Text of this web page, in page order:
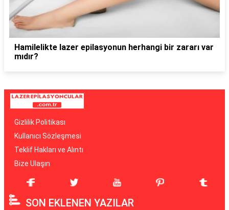
Hamilelikte lazer epilasyonun herhangi bir zararı var
mıdır?
Gizlilik Politikası
Kullanıcı Sözleşmesi
Teklif Hakları ve Alıntı
Bize Ulaşın
SON EKLENEN YAZILAR